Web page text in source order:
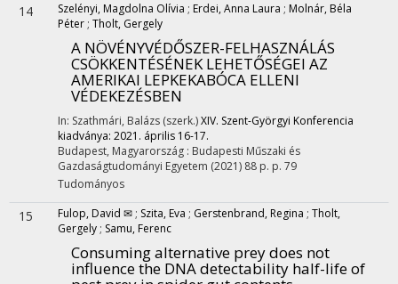
14 Szelényi, Magdolna Olívia ; Erdei, Anna Laura ; Molnár, Béla
Péter ; Tholt, Gergely
A NÖVÉNYVÉDŐSZER-FELHASZNÁLÁS
CSÖKKENTÉSÉNEK LEHETŐSÉGEI AZ
AMERIKAI LEPKEKABÓCA ELLENI
VÉDEKEZÉSBEN
In: Szathmári, Balázs (szerk.)XIV. Szent-Györgyi Konferencia
kiadványa: 2021. április 16-17.
Budapest, Magyarország : Budapesti Műszaki és
Gazdaságtudományi Egyetem (2021) 88 p. p. 79
Tudományos
15 Fulop, David ✉ ; Szita, Eva ; Gerstenbrand, Regina ; Tholt,
Gergely ; Samu, Ferenc
Consuming alternative prey does not
influence the DNA detectability half-life of